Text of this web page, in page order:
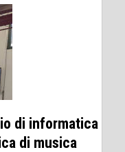
di informatica
di musica